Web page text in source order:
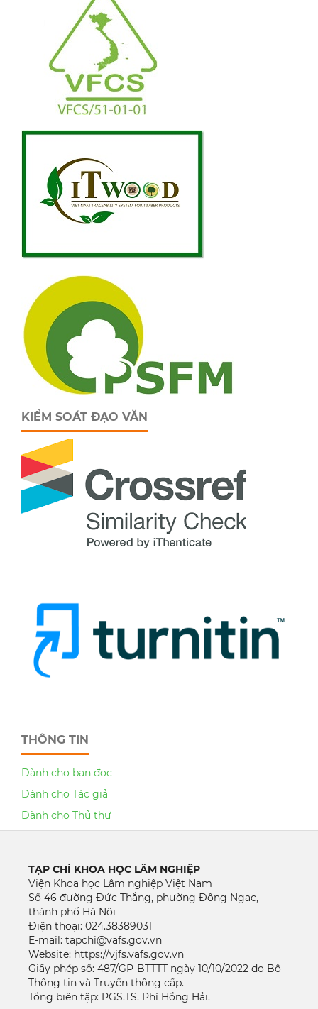
KIỂM SOÁT ĐẠO VĂN
THÔNG TIN
Dành cho bạn đọc
Dành cho Tác giả
Dành cho Thủ thư
TẠP CHÍ KHOA HỌC LÂM NGHIỆP
Viện Khoa học Lâm nghiệp Việt Nam
Số 46 đường Đức Thắng, phường Đông Ngạc,
thành phố Hà Nội
Điện thoại: 024.38389031
E-mail: tapchi@vafs.gov.vn
Website: https://vjfs.vafs.gov.vn
Giấy phép số: 487/GP-BTTTT ngày 10/10/2022 do Bộ
Thông tin và Truyền thông cấp.
Tổng biên tập: PGS.TS. Phí Hồng Hải.